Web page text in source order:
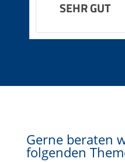
SEHR GUT
Gerne beraten
folgenden